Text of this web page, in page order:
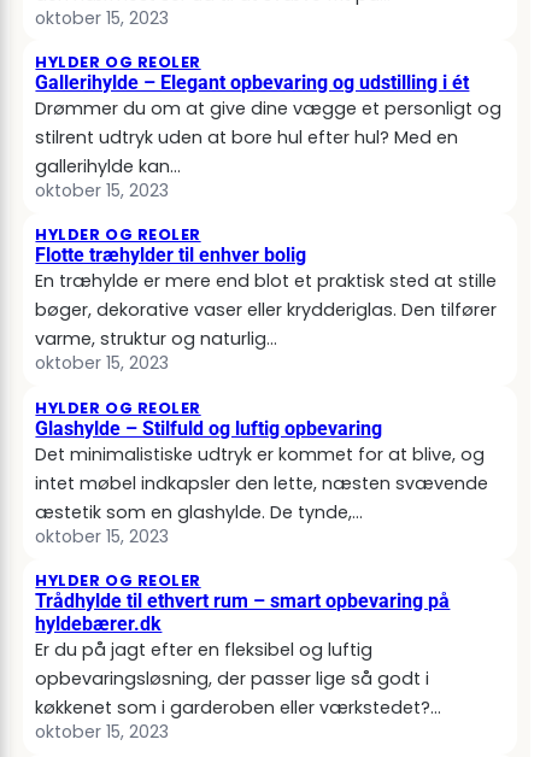
oktober 15, 2023
HYLDER OG REOLER
Gallerihylde – Elegant opbevaring og udstilling i ét
Drømmer du om at give dine vægge et personligt og
stilrent udtryk uden at bore hul efter hul? Med en
gallerihylde kan…
oktober 15, 2023
HYLDER OG REOLER
Flotte træhylder til enhver bolig
En træhylde er mere end blot et praktisk sted at stille
bøger, dekorative vaser eller krydderiglas. Den tilfører
varme, struktur og naturlig…
oktober 15, 2023
HYLDER OG REOLER
Glashylde – Stilfuld og luftig opbevaring
Det minimalistiske udtryk er kommet for at blive, og
intet møbel indkapsler den lette, næsten svævende
æstetik som en glashylde. De tynde,…
oktober 15, 2023
HYLDER OG REOLER
Trådhylde til ethvert rum – smart opbevaring på
hyldebærer.dk
Er du på jagt efter en fleksibel og luftig
opbevaringsløsning, der passer lige så godt i
køkkenet som i garderoben eller værkstedet?…
oktober 15, 2023